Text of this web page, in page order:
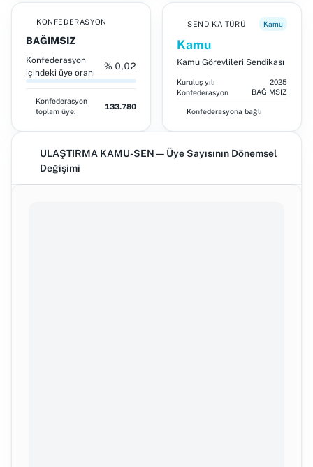
KONFEDERASYON
BAĞIMSIZ
Konfederasyon
içindeki üye oranı
% 0,02
Konfederasyon
toplam üye:
133.780
SENDIKA TÜRÜ Kamu
Kamu
Kamu Görevlileri Sendikası
Kuruluş yılı
2025
Konfederasyon
BAĞIMSIZ
Konfederasyona bağlı
ULAŞTIRMA KAMU-SEN — Üye Sayısının Dönemsel
Değişimi